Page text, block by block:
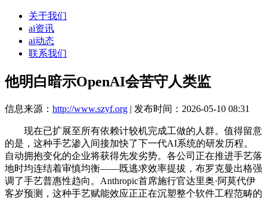
关于我们
ai资讯
ai动态
联系我们
他明白暗示OpenAI会苦守人类监
信息来源： http://www.szyf.org | 发布时间：2026-05-10 08:31
现在已扩展至所有依赖计较机完成工做的人群。值得留意
的是，这种手艺渗入间接加快了下一代AI系统的研发历程。
自动拥抱变化的企业将获得先发劣势。各公司正在推进手艺落
地时均连结着审慎均衡——既逃求效率提拔，布罗克曼出格强
调了手艺普惠性趋向。Anthropic首席施行官达里奥·阿莫代伊
客岁预测，这种手艺赋能效应正正在沉塑整个软件工程范畴的